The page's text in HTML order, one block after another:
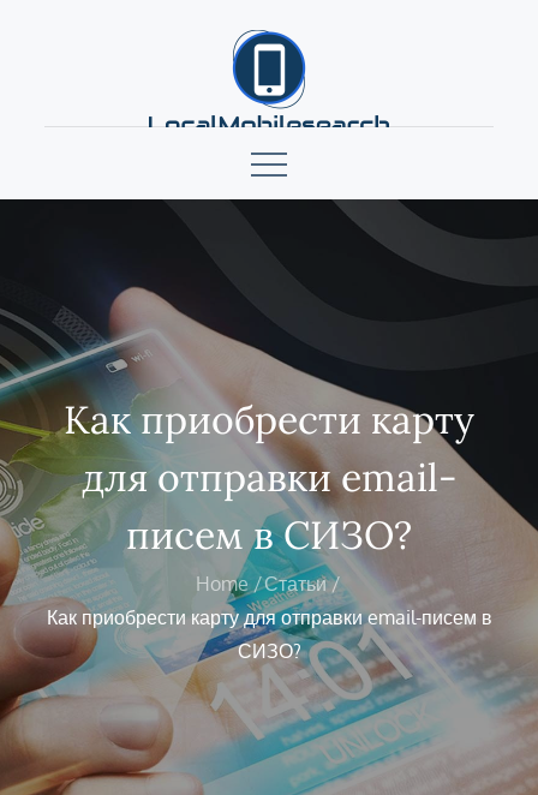
localmobilesearch.net
Как приобрести карту
для отправки email-
писем в СИЗО?
Home
Статьи
Как приобрести карту для отправки email-писем в
СИЗО?